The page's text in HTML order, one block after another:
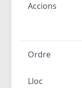
Accions
Ordre
Lloc